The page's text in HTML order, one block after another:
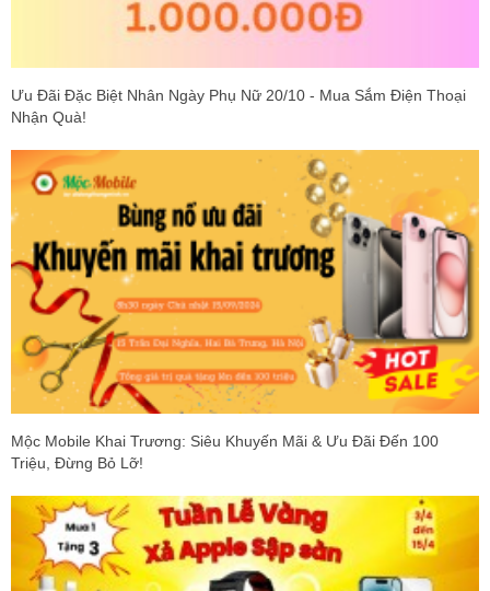
Ưu Đãi Đặc Biệt Nhân Ngày Phụ Nữ 20/10 - Mua Sắm Điện Thoại
Nhận Quà!
Mộc Mobile Khai Trương: Siêu Khuyến Mãi & Ưu Đãi Đến 100
Triệu, Đừng Bỏ Lỡ!